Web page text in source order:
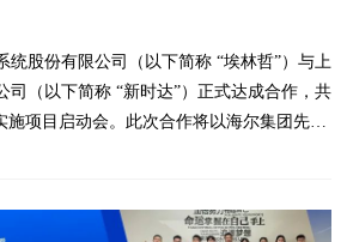
统股份有限公司（以下简称 “埃林哲”）与上
司（以下简称 “新时达”）正式达成合作，共
项目启动会。此次合作将以海尔集团先进
能。